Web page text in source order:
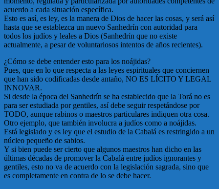
acuerdo a cada situación específica.
Esto es así, es ley, es la manera de Dios de hacer las cosas, y será así
hasta que se establezca un nuevo Sanhedrín con autoridad para
todos los judíos y leales a Dios (Sanhedrín que no existe
actualmente, a pesar de voluntariosos intentos de años recientes).
¿Cómo se debe entender esto para los noájidas?
Pues, que en lo que respecta a las leyes espirituales que conciernen
que han sido codificadas desde antaño, NO ES LÍCITO Y LEGAL
INNOVAR.
Si desde la época del Sanhedrín se ha establecido que la Torá no es
para ser estudiada por gentiles, así debe seguir respetándose por
TODO, aunque rabinos o maestros particulares indiquen otra cosa.
Otro ejemplo, que también involucra a judíos como a noájidas.
Está legislado y es ley que el estudio de la Cabalá es restringido a un
núcleo pequeño de sabios.
Y si bien puede ser cierto que algunos maestros han dicho en las
últimas décadas de promover la Cabalá entre judíos ignorantes y
gentiles, esto no va de acuerdo con la legislación sagrada, sino que
es completamente en contra de lo se debe hacer.